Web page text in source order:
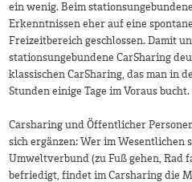
ein wenig. Beim
Erkenntnissen eher auf eine
Freizeitbereich geschlossen. Damit
stationsungebundene CarSharing
klassischen CarSharing, das man in
Stunden einige Tage im Voraus bucht.
Carsharing und Öffentlicher
sich ergänzen: Wer im
Umweltverbund (zu Fuß gehen, Rad
befriedigt, findet im Carsharing die